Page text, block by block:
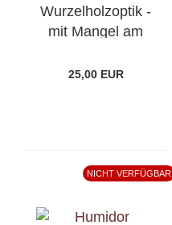
Wurzelholzoptik -
mit Mangel am
25,00 EUR
NICHT VERFÜGBAR